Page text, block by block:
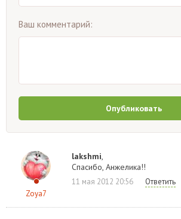
Ваш комментарий:
Опубликовать
Zoya7
lakshmi,
Спасибо, Анжелика!!
11 мая 2012 20:56 Ответить